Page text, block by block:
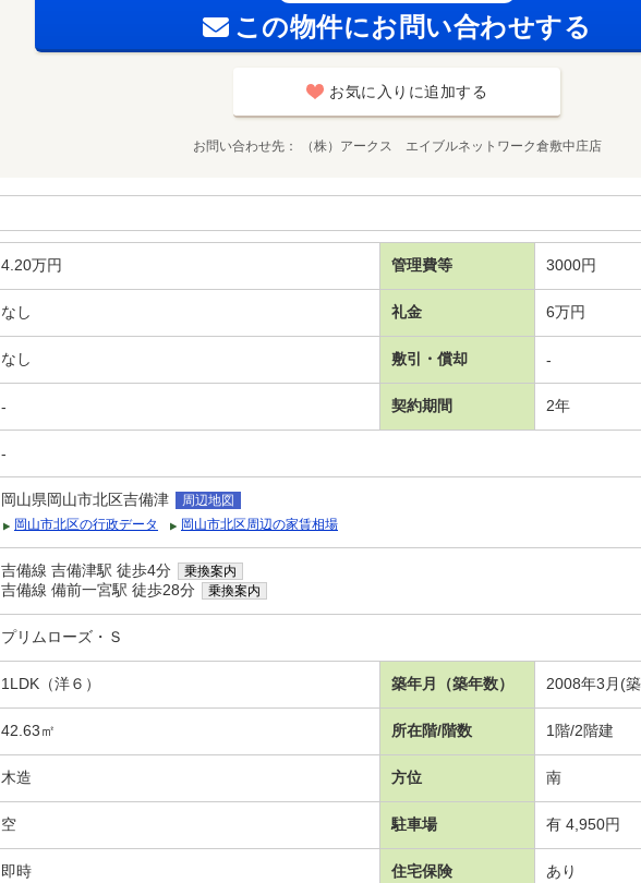
この物件にお問い合わせする
お気に入りに追加する
お問い合わせ先 （株）アークス エイブルネットワーク倉敷中庄店
4.20万円 管理費等 3000円
なし 礼金 6万円
なし 敷引・償却 -
- 契約期間 2年
-
岡山県岡山市北区吉備津
周辺地図
岡山市北区の行政データ
岡山市北区周辺の家賃相場
吉備線 吉備津駅 徒歩4分 乗換案内
吉備線 備前一宮駅 徒歩28分 乗換案内
プリムローズ・Ｓ
1LDK（洋６） 築年月（築年数） 2008年3月(
42.63㎡ 所在階/階数 1階/2階建
木造 方位 南
空 駐車場 有 4,950円
即時 住宅保険 あり